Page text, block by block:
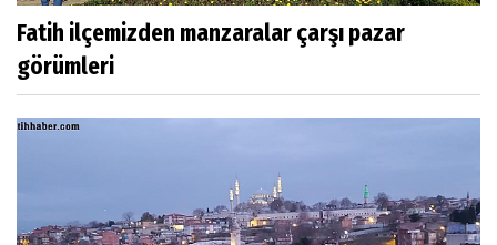
Fatih ilçemizden manzaralar çarşı pazar
görümleri